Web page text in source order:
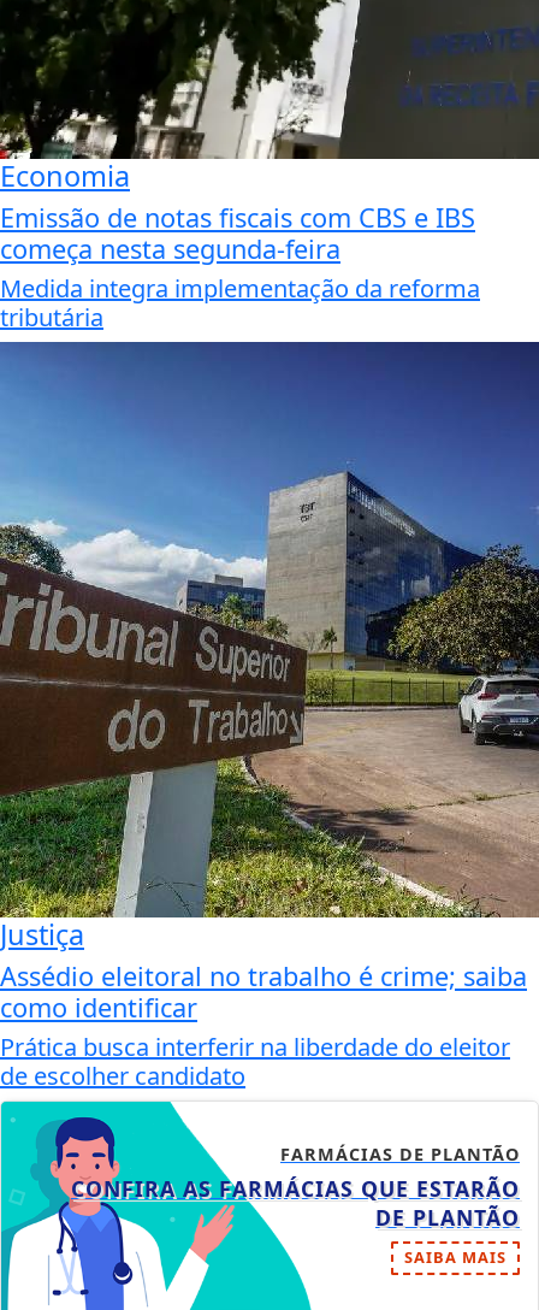
Economia
Emissão de notas fiscais com CBS e IBS
começa nesta segunda-feira
Medida integra implementação da reforma
tributária
Justiça
Assédio eleitoral no trabalho é crime; saiba
como identificar
Prática busca interferir na liberdade do eleitor
de escolher candidato
FARMÁCIAS DE PLANTÃO
CONFIRA AS FARMÁCIAS QUE ESTARÃO
DE PLANTÃO
SAIBA MAIS